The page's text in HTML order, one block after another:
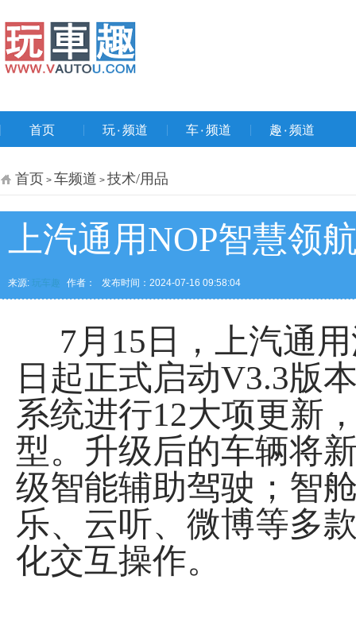
首页 玩۰频道 车۰频道 趣۰频道
首页 > 车频道 > 技术/用品
上汽通用NOP智慧领
来源: 玩车趣 作者： 发布时间：2024-07-16 09:58:04
7月15日，上汽通用
日起正式启动V3.3版
系统进行12大项更新
型。升级后的车辆将
级智能辅助驾驶；智
乐、云听、微博等多
化交互操作。